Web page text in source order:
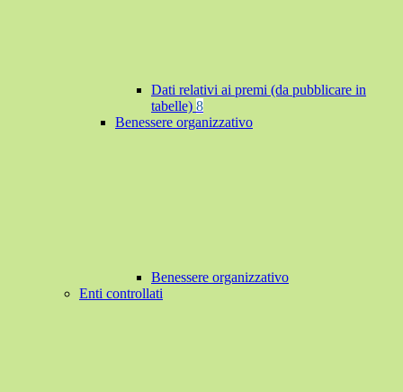
Dati relativi ai premi (da pubblicare in
tabelle) 8
Benessere organizzativo
Benessere organizzativo
Enti controllati